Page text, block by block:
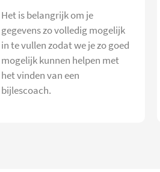
Het is belangrijk om je
gegevens zo volledig mogelijk
in te vullen zodat we je zo goed
mogelijk kunnen helpen met
het vinden van een
bijlescoach.